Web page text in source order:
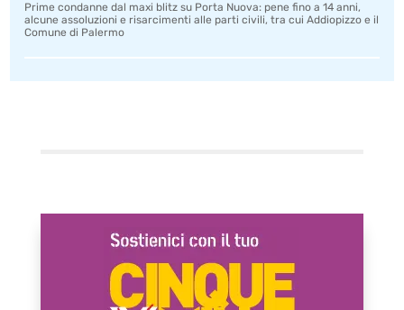
Prime condanne dal maxi blitz su Porta Nuova: pene fino a 14 anni,
alcune assoluzioni e risarcimenti alle parti civili, tra cui Addiopizzo e il
Comune di Palermo